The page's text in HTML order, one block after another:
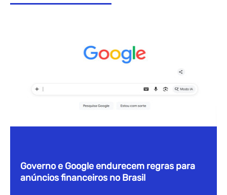
Governo e Google endurecem regras para
anúncios financeiros no Brasil